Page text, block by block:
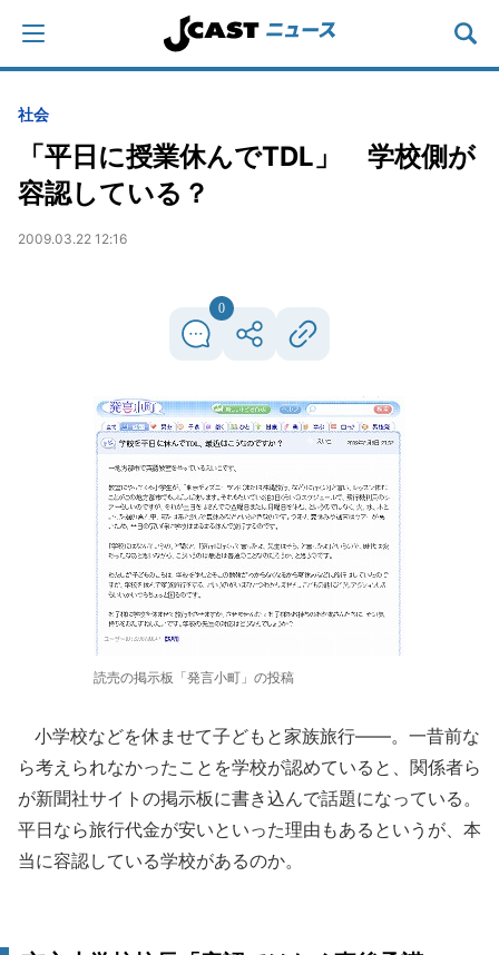
社会
「平日に授業休んでTDL」 学校側が
容認している？
2009.03.22 12:16
0
読売の掲示板「発言小町」の投稿
小学校などを休ませて子どもと家族旅行――。一昔前な
ら考えられなかったことを学校が認めていると、関係者ら
が新聞社サイトの掲示板に書き込んで話題になっている。
平日なら旅行代金が安いといった理由もあるというが、本
当に容認している学校があるのか。